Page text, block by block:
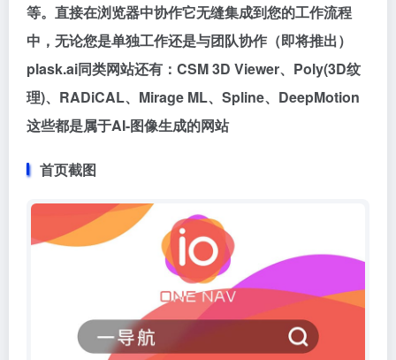
等。直接在浏览器中协作它无缝集成到您的工作流程
中，无论您是单独工作还是与团队协作（即将推出）
plask.ai同类网站还有：CSM 3D Viewer、Poly(3D纹
理)、RADiCAL、Mirage ML、Spline、DeepMotion
这些都是属于AI-图像生成的网站
首页截图